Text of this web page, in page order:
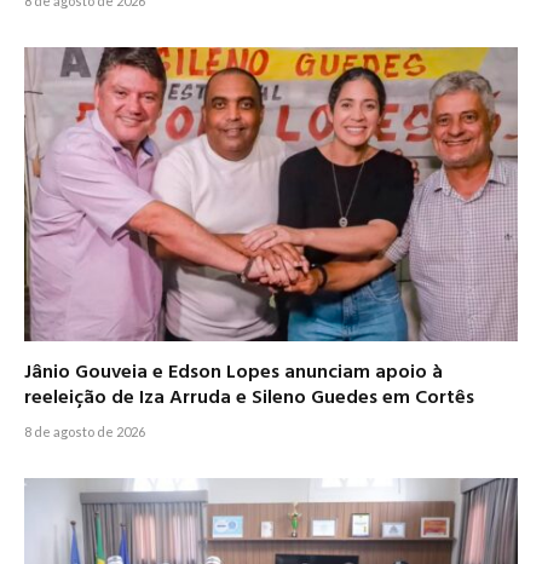
Jânio Gouveia e Edson Lopes anunciam apoio à
reeleição de Iza Arruda e Sileno Guedes em Cortês
8 de agosto de 2026